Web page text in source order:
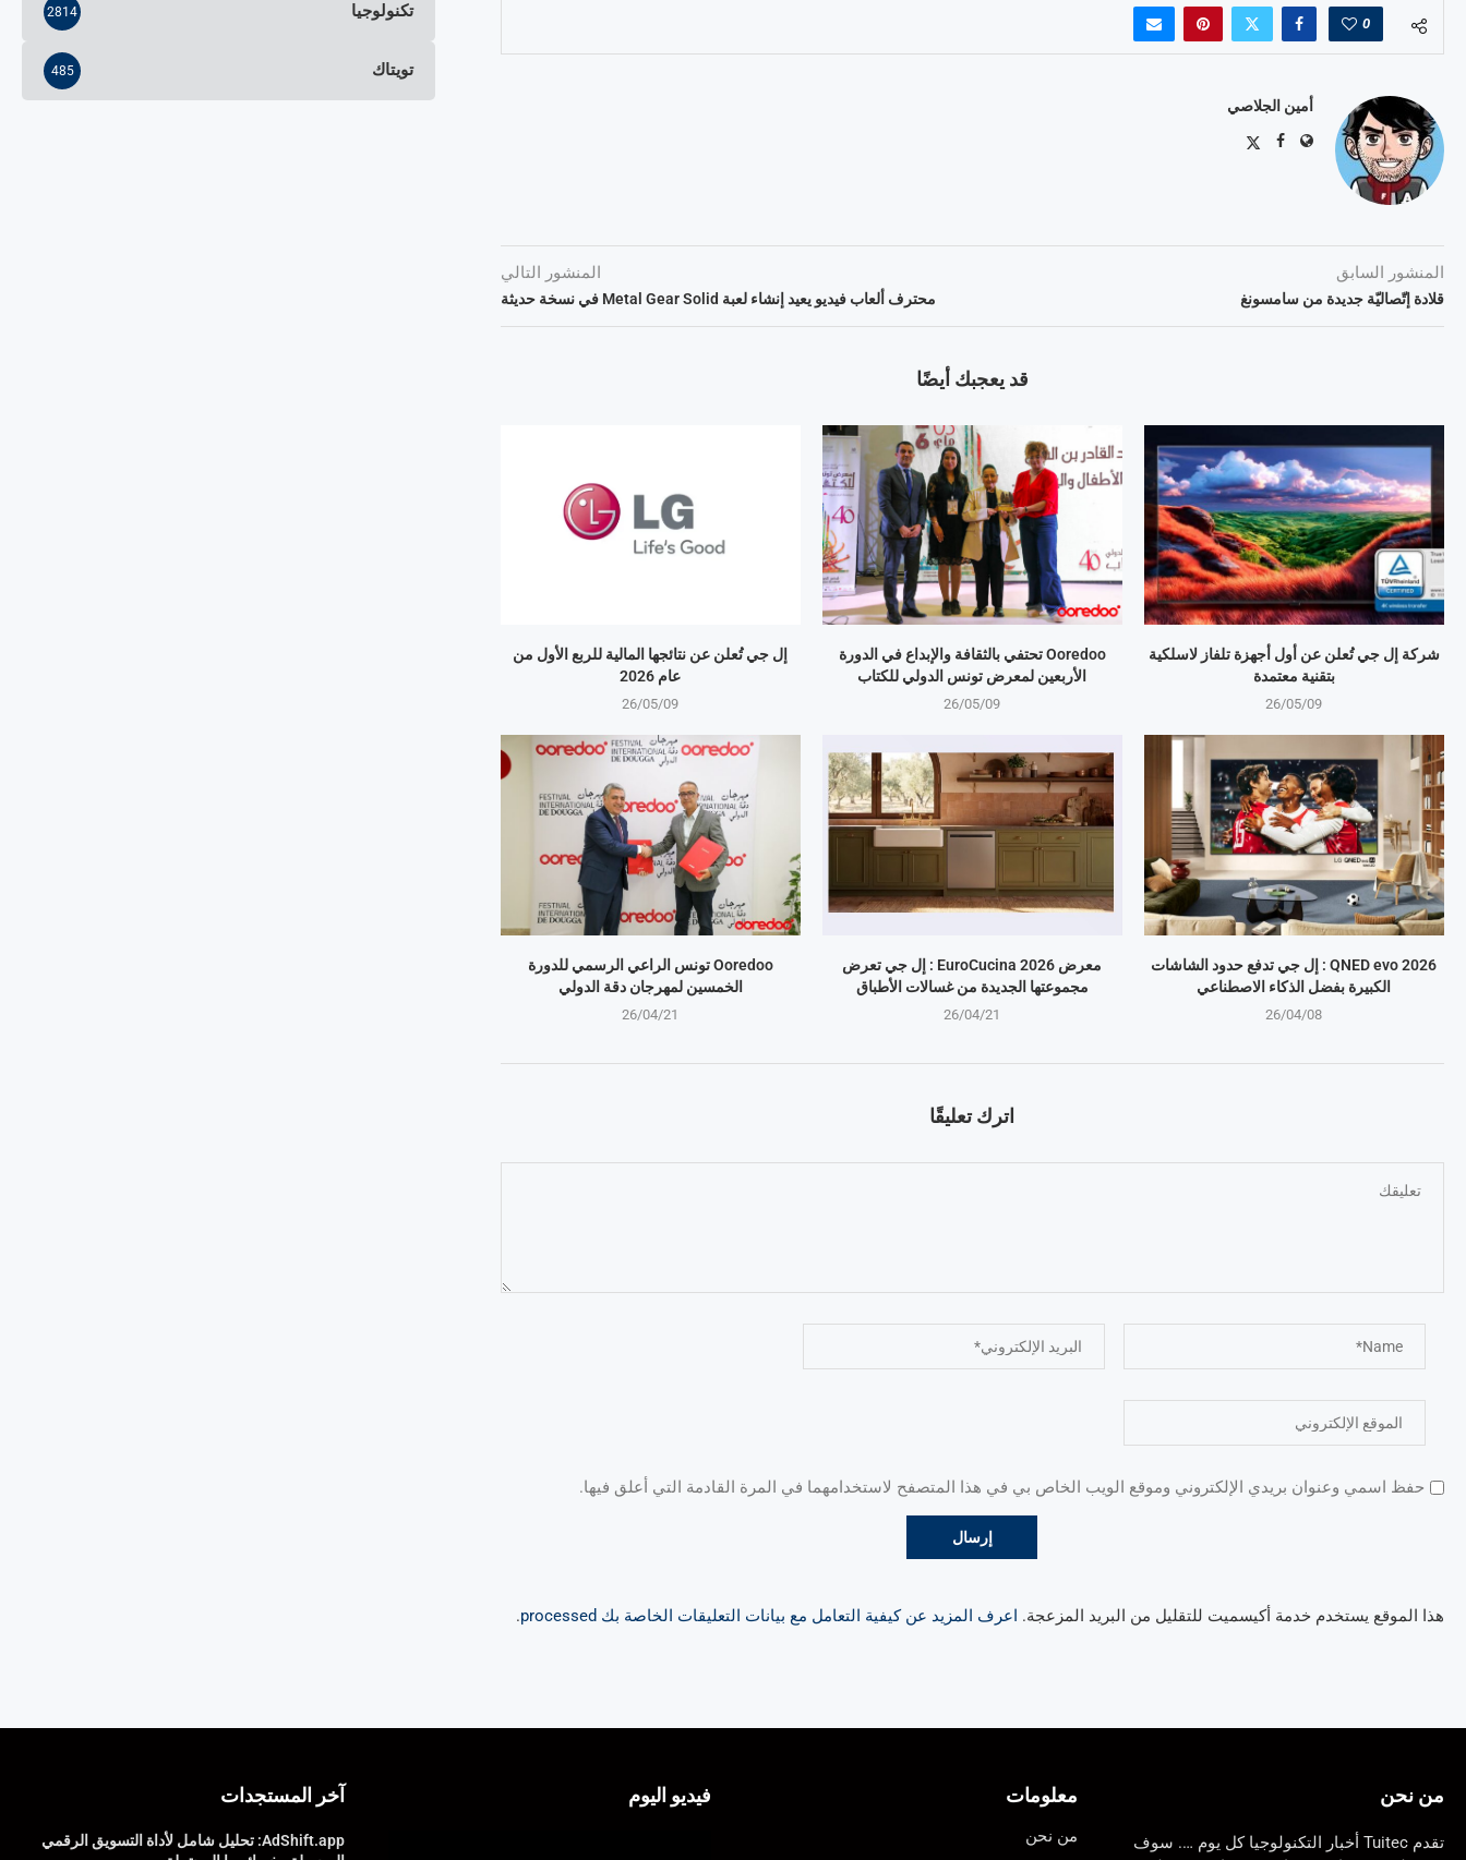
0
أمين الجلاصي
المنشور السابق
قلادة إتّصاليّة جديدة من سامسونغ
المنشور التالي
محترف ألعاب فيديو يعيد إنشاء لعبة Metal Gear Solid في نسخة حديثة
قد يعجبك أيضًا
إل جي تُعلن عن نتائجها المالية للربع الأول من
عام 2026
26/05/09
Ooredoo تحتفي بالثقافة والإبداع في الدورة
الأربعين لمعرض تونس الدولي للكتاب
26/05/09
شركة إل جي تُعلن عن أول أجهزة تلفاز لاسلكية
بتقنية معتمدة
26/05/09
Ooredoo تونس الراعي الرسمي للدورة
الخمسين لمهرجان دقة الدولي
26/04/21
معرض EuroCucina 2026 : إل جي تعرض
مجموعتها الجديدة من غسالات الأطباق
26/04/21
QNED evo 2026 : إل جي تدفع حدود الشاشات
الكبيرة بفضل الذكاء الاصطناعي
26/04/08
اترك تعليقًا
حفظ اسمي وعنوان بريدي الإلكتروني وموقع الويب الخاص بي في هذا المتصفح لاستخدامهما في المرة القادمة التي أعلق فيها.
هذا الموقع يستخدم خدمة أكيسميت للتقليل من البريد المزعجة. اعرف المزيد عن كيفية التعامل مع بيانات التعليقات الخاصة بك processed .
تكنولوجيا 2814
تويتاك 485
من نحن
تقدم Tuitec أخبار التكنولوجيا كل يوم …. سوف
معلومات
من نحن
فيديو اليوم آخر المستجدات
AdShift.app: تحليل شامل لأداة التسويق الرقمي